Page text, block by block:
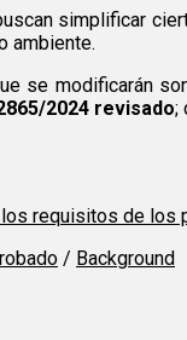
simplificar
ambiente.
se modificarán
2024 revisado;
requisitos de los
/ Background